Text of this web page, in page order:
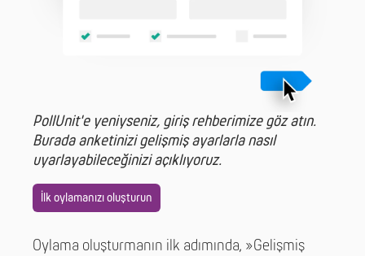
PollUnit'e yeniyseniz, giriş rehberimize göz atın.
Burada anketinizi gelişmiş ayarlarla nasıl
uyarlayabileceğinizi açıklıyoruz.
İlk oylamanızı oluşturun
Oylama oluşturmanın ilk adımında, »Gelişmiş